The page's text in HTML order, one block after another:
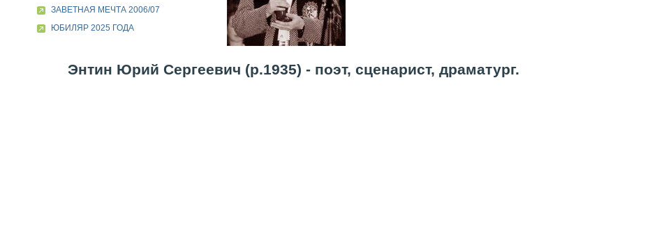
ЗАВЕТНАЯ МЕЧТА 2006/07
ЮБИЛЯР 2025 ГОДА
Энтин Юрий Сергеевич (р.1935) - поэт, сценарист, драматург.